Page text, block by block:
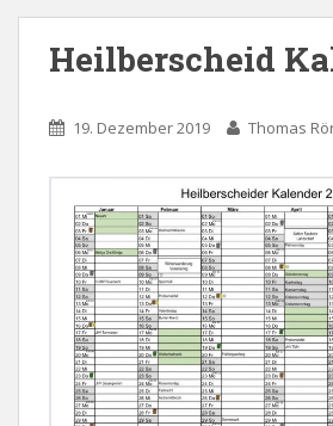
Heilberscheid
19. Dezember 2019 Thomas